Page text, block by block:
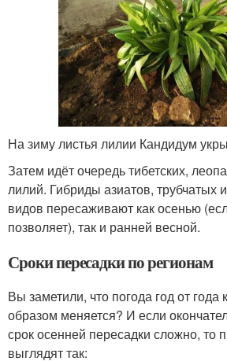
На зиму листья лилии Кандидум
Затем идёт очередь тибетских,
лилий. Гибриды азиатов, трубчатых
видов пересаживают как осенью
позволяет), так и ранней весной.
Сроки пересадки по регионам
Вы заметили, что погода год от года
образом меняется? И если
срок осенней пересадки сложно, то
выглядят так: